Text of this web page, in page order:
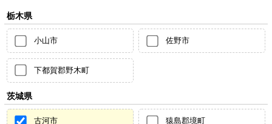
栃木県
小山市 佐野市
下都賀郡野木町
茨城県
古河市 猿島郡境町